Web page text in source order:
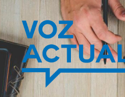
contenido